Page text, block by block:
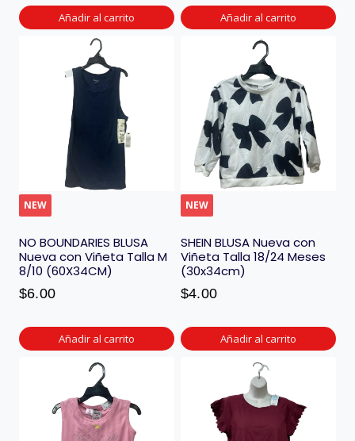
Añadir al carrito Añadir al carrito
NEW
NO BOUNDARIES BLUSA
Nueva con Viñeta Talla M
8/10 (60X34CM)
$6.00
Añadir al carrito
NEW
SHEIN BLUSA Nueva con
Viñeta Talla 18/24 Meses
(30x34cm)
$4.00
Añadir al carrito